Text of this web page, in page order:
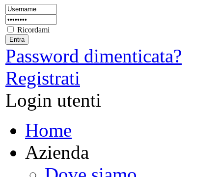
Ricordami
Password dimenticata?
Registrati
Login utenti
Home
Azienda